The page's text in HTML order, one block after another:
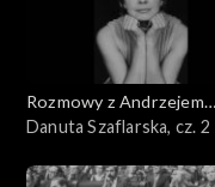
Rozmowy z Andrzejem
Doboszem
Danuta Szaflarska, cz. 2